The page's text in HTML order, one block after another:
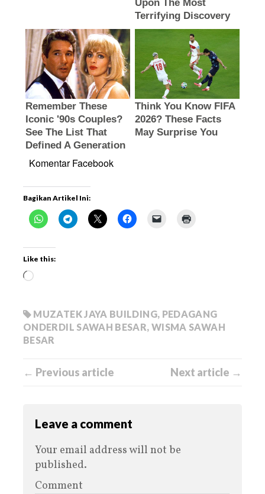
Komentar Facebook
Bagikan Artikel Ini:
Like this:
MUZATEK JAYA BUILDING, PEDAGANG
ONDERDIL SAWAH BESAR, WISMA SAWAH
BESAR
← Previous article Next article →
Leave a comment
Your email address will not be
published.
Comment